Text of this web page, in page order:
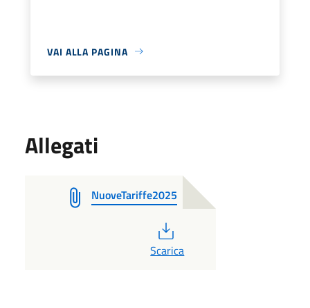
VAI ALLA PAGINA
Allegati
NuoveTariffe2025
Scarica